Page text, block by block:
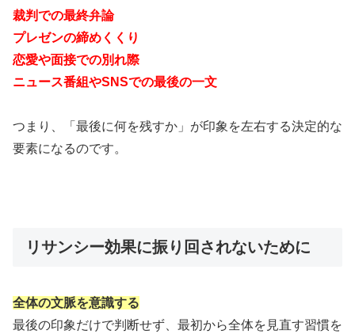
裁判での最終弁論
プレゼンの締めくくり
恋愛や面接での別れ際
ニュース番組やSNSでの最後の一文
つまり、「最後に何を残すか」が印象を左右する決定的な
要素になるのです。
リサンシー効果に振り回されないために
全体の文脈を意識する
最後の印象だけで判断せず、最初から全体を見直す習慣を